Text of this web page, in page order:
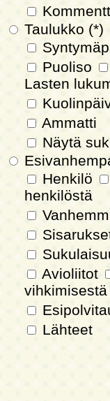
Taulukko (*)
Puoliso
Lasten
Ammatti
Näytä
Henkilö
henkilöstä
Avioliitot
vihkimisestä
Lähteet